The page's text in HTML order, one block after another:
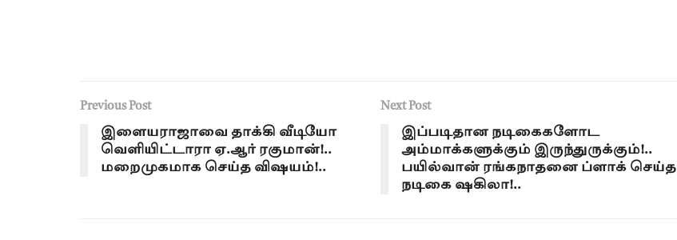
Previous Post
இளையராஜாவை தாக்கி வீடியோ
வெளியிட்டாரா ஏ.ஆர் ரகுமான்!..
மறைமுகமாக செய்த விஷயம்!..
Next Post
இப்படிதான நடிகைகளோட
அம்மாக்களுக்கும் இருந்துருக்கும்!..
பயில்வான் ரங்கநாதனை ப்ளாக் செய்த
நடிகை ஷகிலா!..